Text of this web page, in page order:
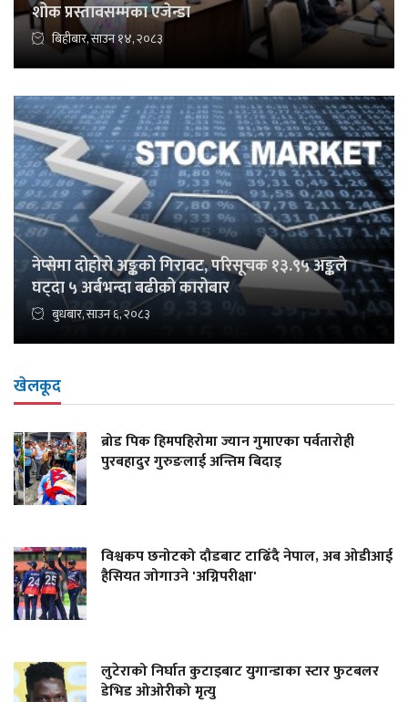
शोक प्रस्तावसम्मका एजेन्डा
बिहीबार, साउन १४, २०८३
नेप्सेमा दोहोरो अङ्कको गिरावट, परिसूचक १३.९५ अङ्कले
घट्दा ५ अर्बभन्दा बढीको कारोबार
बुधबार, साउन ६, २०८३
खेलकूद
ब्रोड पिक हिमपहिरोमा ज्यान गुमाएका पर्वतारोही
पुरबहादुर गुरुङलाई अन्तिम बिदाइ
विश्वकप छनोटको दौडबाट टाढिँदै नेपाल, अब ओडीआई
हैसियत जोगाउने 'अग्निपरीक्षा'
लुटेराको निर्घात कुटाइबाट युगान्डाका स्टार फुटबलर
डेभिड ओओरीको मृत्यु